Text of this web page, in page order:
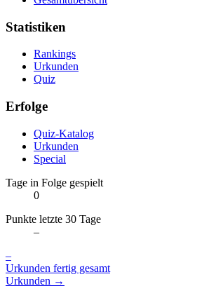
Statistiken
Rankings
Urkunden
Quiz
Erfolge
Quiz-Katalog
Urkunden
Special
Tage in Folge gespielt
0
Punkte letzte 30 Tage
–
–
Urkunden fertig gesamt
Urkunden →